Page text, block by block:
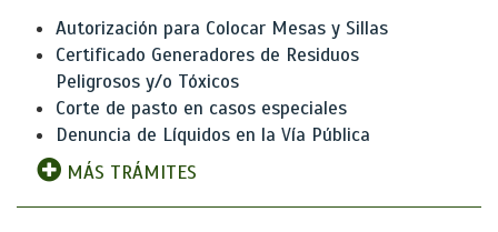
Autorización para Colocar Mesas y Sillas
Certificado Generadores de Residuos
Peligrosos y/o Tóxicos
Corte de pasto en casos especiales
Denuncia de Líquidos en la Vía Pública
MÁS TRÁMITES